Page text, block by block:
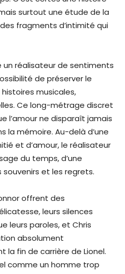
surtout une étude de la
fragments d’intimité qui
un réalisateur de sentiments
de préserver le
musicales,
Ce long-métrage discret
l’amour ne disparaît jamais
la mémoire. Au-delà d’une
et d’amour, le réalisateur
du temps, d’une
et les regrets.
offrent des
leurs silences
leurs paroles, et Chris
absolument
la fin de carrière de Lionel.
comme un homme trop